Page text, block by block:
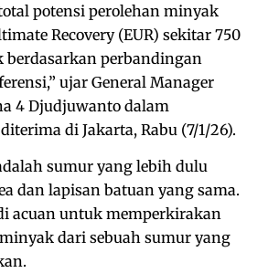
potensi perolehan minyak
Recovery (EUR) sekitar 750
perbandingan
ujar General Manager
4 Djudjuwanto dalam
di Jakarta, Rabu (7/1/26).
sumur yang lebih dulu
dan lapisan batuan yang sama.
acuan untuk memperkirakan
dari sebuah sumur yang